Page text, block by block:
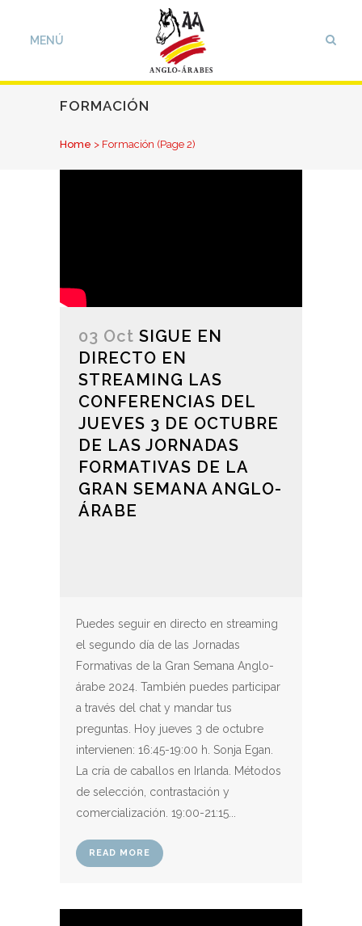
FORMACIÓN
Home > Formación (Page 2)
03 Oct SIGUE EN
DIRECTO EN
STREAMING LAS
CONFERENCIAS DEL
JUEVES 3 DE OCTUBRE
DE LAS JORNADAS
FORMATIVAS DE LA
GRAN SEMANA ANGLO-
ÁRABE
Puedes seguir en directo en streaming
el segundo día de las Jornadas
Formativas de la Gran Semana Anglo-
árabe 2024. También puedes participar
a través del chat y mandar tus
preguntas. Hoy jueves 3 de octubre
intervienen: 16:45-19:00 h. Sonja Egan.
La cría de caballos en Irlanda. Métodos
de selección, contrastación y
comercialización. 19:00-21:15...
READ MORE